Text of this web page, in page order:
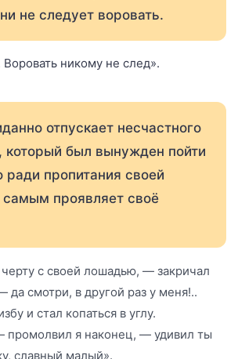
не следует воровать.
никому не след».
отпускает несчастного
который был вынужден пойти
ради пропитания своей
проявляет своё
с своей лошадью, — закричал
да смотри, в другой раз у меня!..
и стал копаться в углу.
я наконец, — удивил ты
славный малый».